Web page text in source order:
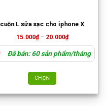
cuộn L sửa sạc cho iphone X
15.000₫ – 20.000₫Khoảng
giá:
15.000₫
đến
Đã bán: 60 sản phẩm/tháng
CHỌN
phẩm